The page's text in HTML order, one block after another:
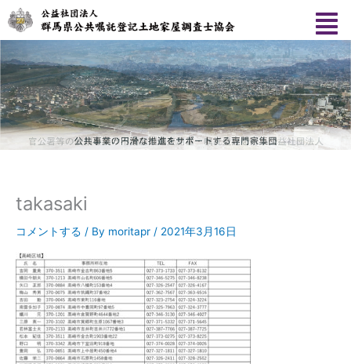
容
を
ス
キ
ッ
プ
takasaki
コメントする / By moritapr / 2021年3月16日